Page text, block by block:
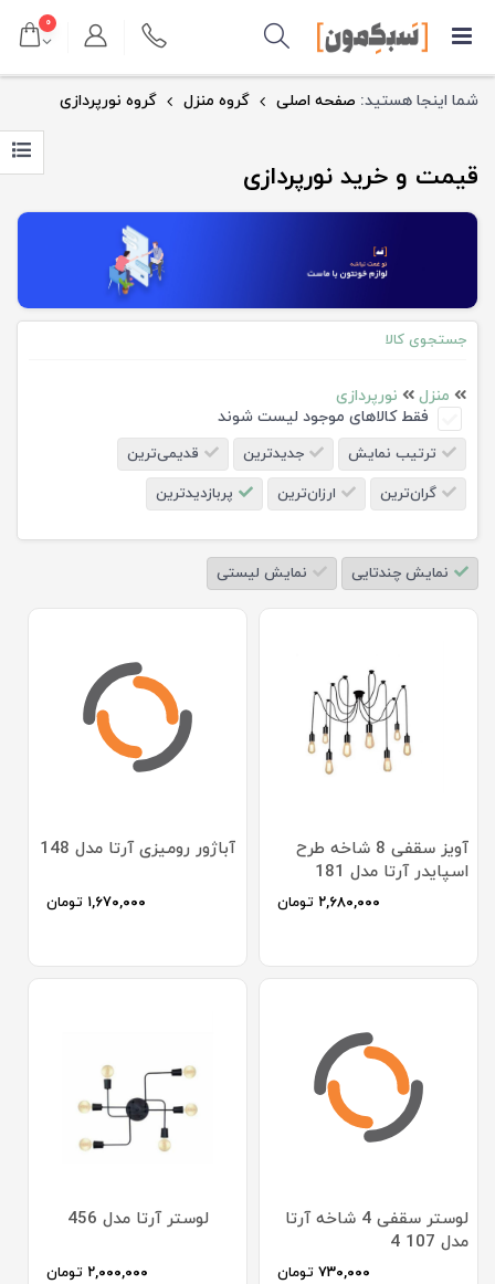
۰
شما اینجا هستید: صفحه اصلی گروه منزل گروه نورپردازی
قیمت و خرید نورپردازی
جستجوی کالا
منزل
نورپردازی
فقط کالاهای موجود لیست شوند
ترتیب نمایش جدیدترین
قدیمی‌ترین
گران‌ترین
ارزان‌ترین پربازدیدترین
نمایش چندتایی نمایش لیستی
آویز سقفی 8 شاخه طرح
اسپایدر آرتا مدل 181
۲,۶۸۰,۰۰۰ تومان
آباژور رومیزی آرتا مدل 148
۱,۶۷۰,۰۰۰ تومان
لوستر سقفی 4 شاخه آرتا
مدل 107 4
۷۳۰,۰۰۰ تومان
لوستر آرتا مدل 456
۲,۰۰۰,۰۰۰ تومان